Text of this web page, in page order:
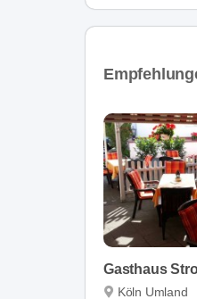
Gasthaus
Köln Umland